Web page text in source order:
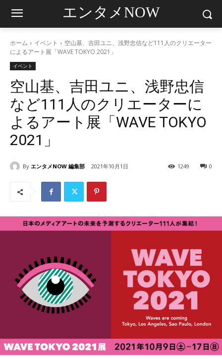
エンタメNOW
ホーム イベント
空山基、吉田ユニ、浅野忠信など111人のクリエーター
によるアート展「WAVE TOKYO 2021」
イベント
空山基、吉田ユニ、浅野忠信
など111人のクリエーターに
よるアート展「WAVE TOKYO
2021」
By エンタメNOW 編集部 2021年10月1日 0
1249